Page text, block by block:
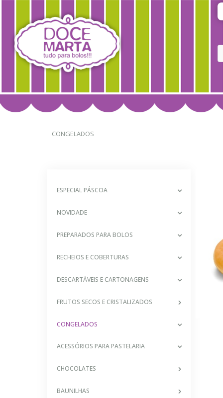
CONGELADOS
ESPECIAL PÁSCOA
NOVIDADE
PREPARADOS PARA BOLOS
RECHEIOS E COBERTURAS
DESCARTÁVEIS E CARTONAGENS
FRUTOS SECOS E CRISTALIZADOS
CONGELADOS
ACESSÓRIOS PARA PASTELARIA
CHOCOLATES
BAUNILHAS